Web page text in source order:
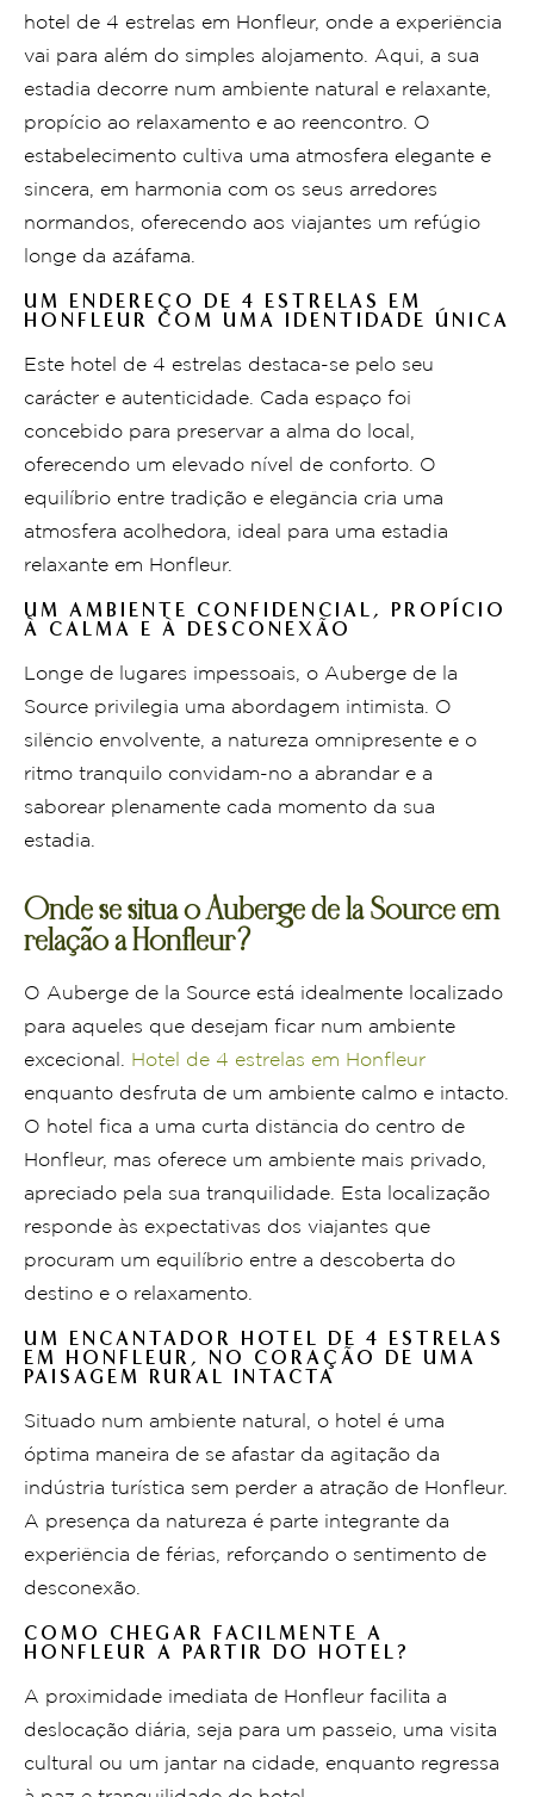
hotel de 4 estrelas em Honfleur, onde a experiência
vai para além do simples alojamento. Aqui, a sua
estadia decorre num ambiente natural e relaxante,
propício ao relaxamento e ao reencontro. O
estabelecimento cultiva uma atmosfera elegante e
sincera, em harmonia com os seus arredores
normandos, oferecendo aos viajantes um refúgio
longe da azáfama.
UM ENDEREÇO DE 4 ESTRELAS EM
HONFLEUR COM UMA IDENTIDADE ÚNICA
Este hotel de 4 estrelas destaca-se pelo seu
carácter e autenticidade. Cada espaço foi
concebido para preservar a alma do local,
oferecendo um elevado nível de conforto. O
equilíbrio entre tradição e elegância cria uma
atmosfera acolhedora, ideal para uma estadia
relaxante em Honfleur.
UM AMBIENTE CONFIDENCIAL, PROPÍCIO
À CALMA E À DESCONEXÃO
Longe de lugares impessoais, o Auberge de la
Source privilegia uma abordagem intimista. O
silêncio envolvente, a natureza omnipresente e o
ritmo tranquilo convidam-no a abrandar e a
saborear plenamente cada momento da sua
estadia.
Onde se situa o Auberge de la Source em
relação a Honfleur?
O Auberge de la Source está idealmente localizado
para aqueles que desejam ficar num ambiente
excecional.
Hotel de 4 estrelas em Honfleur
enquanto desfruta de um ambiente calmo e intacto.
O hotel fica a uma curta distância do centro de
Honfleur, mas oferece um ambiente mais privado,
apreciado pela sua tranquilidade. Esta localização
responde às expectativas dos viajantes que
procuram um equilíbrio entre a descoberta do
destino e o relaxamento.
UM ENCANTADOR HOTEL DE 4 ESTRELAS
EM HONFLEUR, NO CORAÇÃO DE UMA
PAISAGEM RURAL INTACTA
Situado num ambiente natural, o hotel é uma
óptima maneira de se afastar da agitação da
indústria turística sem perder a atração de Honfleur.
A presença da natureza é parte integrante da
experiência de férias, reforçando o sentimento de
desconexão.
COMO CHEGAR FACILMENTE A
HONFLEUR A PARTIR DO HOTEL?
A proximidade imediata de Honfleur facilita a
deslocação diária, seja para um passeio, uma visita
cultural ou um jantar na cidade, enquanto regressa